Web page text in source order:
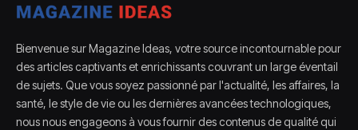
Bienvenue sur Magazine Ideas, votre source incontournable pour
des articles captivants et enrichissants couvrant un large éventail
de sujets. Que vous soyez passionné par l'actualité, les affaires, la
santé, le style de vie ou les dernières avancées technologiques,
nous nous engageons à vous fournir des contenus de qualité qui